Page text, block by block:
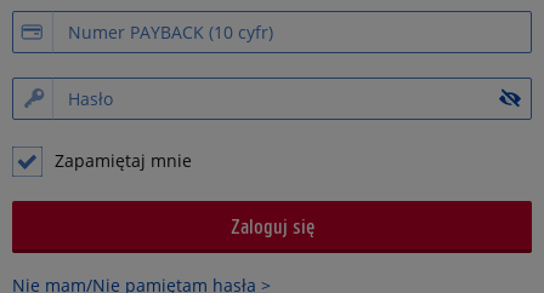
Zapamiętaj mnie
Nie mam/Nie pamiętam hasła >